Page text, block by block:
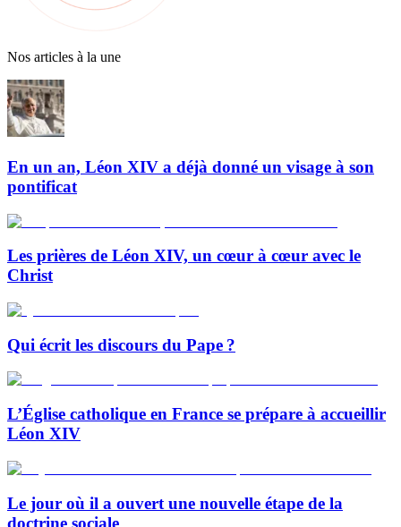
Nos articles à la une
En un an, Léon XIV a déjà donné un visage à son
pontificat
Les prières de Léon XIV, un cœur à cœur avec le
Christ
Qui écrit les discours du Pape ?
L’Église catholique en France se prépare à accueillir
Léon XIV
Le jour où il a ouvert une nouvelle étape de la
doctrine sociale